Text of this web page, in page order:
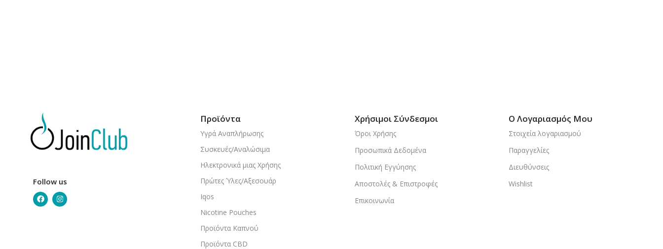
Follow us
Προϊόντα
Υγρά Αναπλήρωσης
Συσκευές/Αναλώσιμα
Ηλεκτρονικά μιας Χρήσης
Πρώτες Ύλες/Αξεσουάρ
Iqos
Nicotine Pouches
Προϊόντα Καπνού
Προϊόντα CBD
Χρήσιμοι Σύνδεσμοι
Όροι Χρήσης
Προσωπικά Δεδομένα
Πολιτική Εγγύησης
Αποστολές & Επιστροφές
Επικοινωνία
Ο Λογαριασμός Μου
Στοιχεία λογαριασμού
Παραγγελίες
Διευθύνσεις
Wishlist